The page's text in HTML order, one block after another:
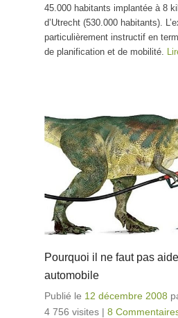
45.000 habitants implantée à 8
d’Utrecht (530.000 habitants).
particulièrement instructif en
de planification et de mobilité.
Pourquoi il ne faut pas
automobile
Publié le 12 décembre 2008
4 756 visites | 8